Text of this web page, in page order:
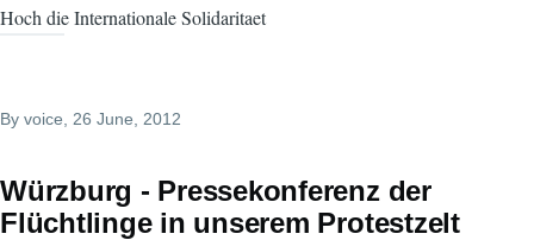
Hoch die Internationale Solidaritaet
By voice , 26 June, 2012
Würzburg - Pressekonferenz der
Flüchtlinge in unserem Protestzelt